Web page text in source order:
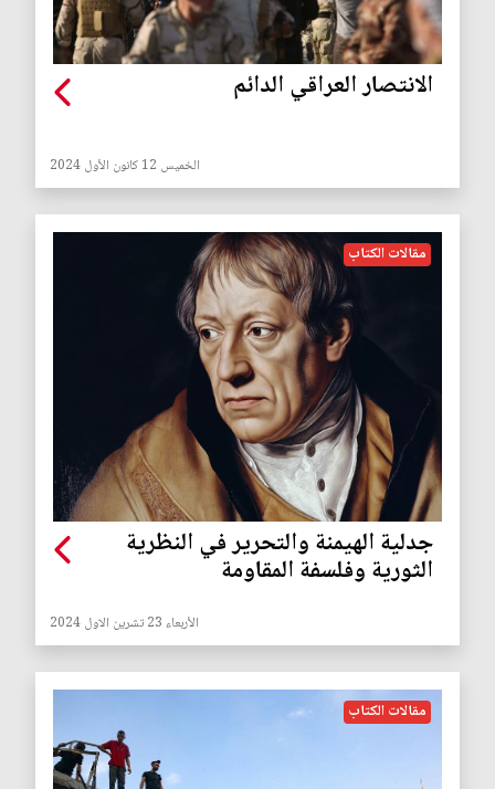
الانتصار العراقي الدائم
الخميس 12 كانون الأول 2024
مقالات الكتاب
جدلية الهيمنة والتحرير في النظرية
الثورية وفلسفة المقاومة
الأربعاء 23 تشرين الاول 2024
مقالات الكتاب